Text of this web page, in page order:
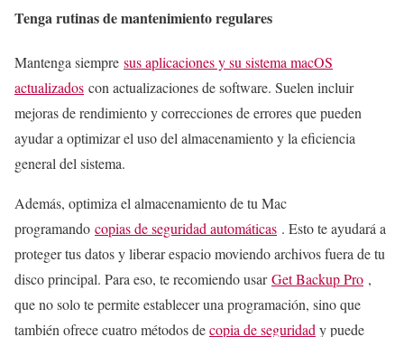
Tenga rutinas de mantenimiento regulares
Mantenga siempre sus aplicaciones y su sistema macOS
actualizados con actualizaciones de software. Suelen incluir
mejoras de rendimiento y correcciones de errores que pueden
ayudar a optimizar el uso del almacenamiento y la eficiencia
general del sistema.
Además, optimiza el almacenamiento de tu Mac
programando copias de seguridad automáticas . Esto te ayudará a
proteger tus datos y liberar espacio moviendo archivos fuera de tu
disco principal. Para eso, te recomiendo usarGet Backup Pro ,
que no solo te permite establecer una programación, sino que
también ofrece cuatro métodos decopia de seguridad y puede